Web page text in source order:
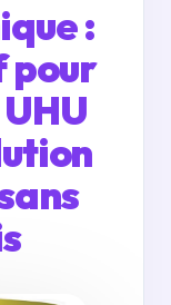
:
pour